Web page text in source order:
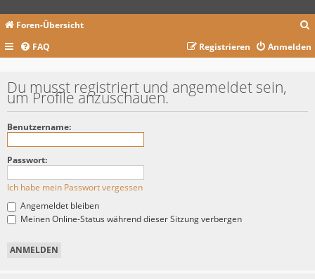
Foren-Übersicht
c
FAQ Anmelden
Registrieren
Du musst registriert und angemeldet sein,
um Profile anzuschauen.
Benutzername:
Passwort:
Ich habe mein Passwort vergessen
Angemeldet bleiben
Meinen Online-Status während dieser Sitzung verbergen